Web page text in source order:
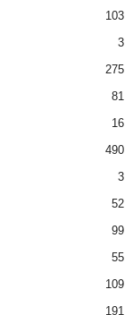
103
3
275
81
16
490
3
52
99
55
109
191